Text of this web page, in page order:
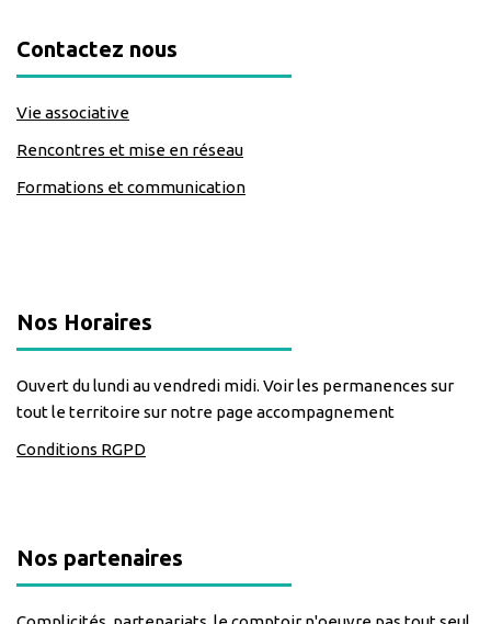
Contactez nous
Vie associative
Rencontres et mise en réseau
Formations et communication
Nos Horaires
Ouvert du lundi au vendredi midi. Voir les permanences sur
tout le territoire sur notre page accompagnement
Conditions RGPD
Nos partenaires